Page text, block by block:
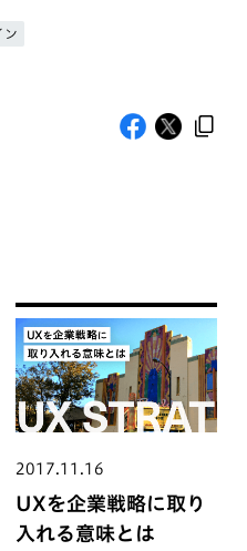
ン
2017.11.16
UXを企業戦略に取り
入れる意味とは